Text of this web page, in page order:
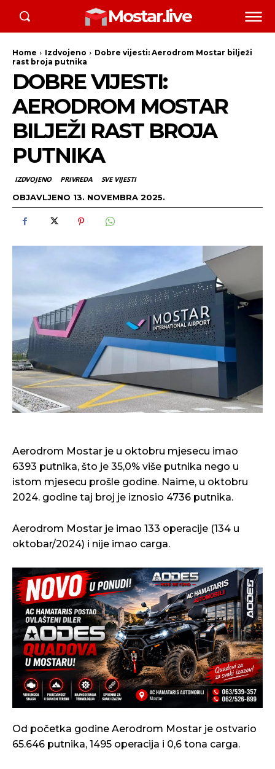
Mostar.live
Home Izdvojeno
Dobre vijesti: Aerodrom Mostar bilježi
rast broja putnika
DOBRE VIJESTI:
AERODROM MOSTAR
BILJEŽI RAST BROJA
PUTNIKA
IZDVOJENO PRIVREDA SVE VIJESTI
OBJAVLJENO 13. NOVEMBRA 2025.
Aerodrom Mostar je u oktobru mjesecu imao
6393 putnika, što je 35,0% više putnika nego u
istom mjesecu prošle godine. Naime, u oktobru
2024. godine taj broj je iznosio 4736 putnika.
Aerodrom Mostar je imao 133 operacije (134 u
oktobar/2024) i nije imao carga.
Od početka godine Aerodrom Mostar je ostvario
65.646 putnika, 1495 operacija i 0,6 tona carga.